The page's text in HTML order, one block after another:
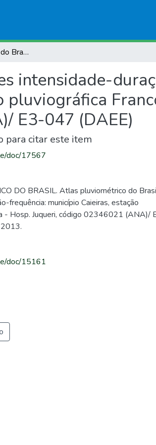
Atlas pluviométrico do Brasil: equações intensidade-duração-frequência: município Caieiras, estação pluviográfica Franco da Rocha - Hosp. Juqueri, código 02346021 (ANA)/ E3-047 (DAEE)
intensidade-
pluviográfica
E3-047 (DAEE)
para citar este item
doc/17567
DO BRASIL. Atlas pluviométrico do
frequência: município Caieiras, estação
- Hosp. Juqueri, código 02346021 (ANA)/
doc/15161